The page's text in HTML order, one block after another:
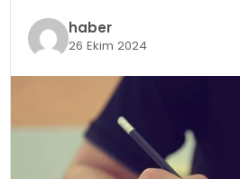
haber
26 Ekim 2024